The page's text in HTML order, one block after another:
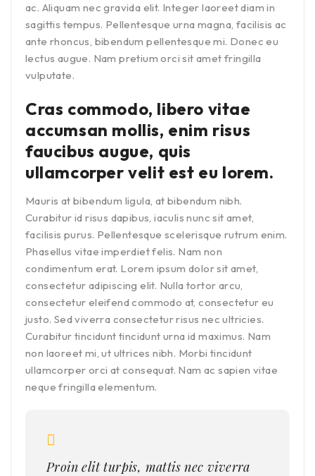
ac. Aliquam nec gravida elit. Integer laoreet diam in
sagittis tempus. Pellentesque urna magna, facilisis ac
ante rhoncus, bibendum pellentesque mi. Donec eu
lectus augue. Nam pretium orci sit amet fringilla
vulputate.
Cras commodo, libero vitae
accumsan mollis, enim risus
faucibus augue, quis
ullamcorper velit est eu lorem.
Mauris at bibendum ligula, at bibendum nibh.
Curabitur id risus dapibus, iaculis nunc sit amet,
facilisis purus. Pellentesque scelerisque rutrum enim.
Phasellus vitae imperdiet felis. Nam non
condimentum erat. Lorem ipsum dolor sit amet,
consectetur adipiscing elit. Nulla tortor arcu,
consectetur eleifend commodo at, consectetur eu
justo. Sed viverra consectetur risus nec ultricies.
Curabitur tincidunt tincidunt urna id maximus. Nam
non laoreet mi, ut ultrices nibh. Morbi tincidunt
ullamcorper orci at consequat. Nam ac sapien vitae
neque fringilla elementum.
Proin elit turpis, mattis nec viverra